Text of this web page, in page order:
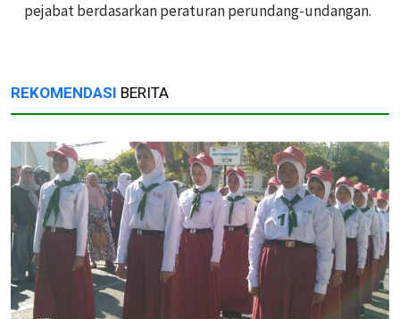
pejabat berdasarkan peraturan perundang-undangan.
REKOMENDASI BERITA